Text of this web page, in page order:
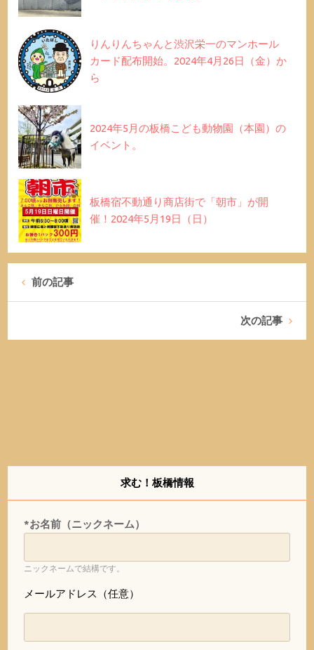
りんりんちゃんと渋沢栄一のマンホール
カード配布開始。2024年4月26日（金）か
ら
2024年5月の板橋こども動物園（本園）の
イベント。
板橋宿不動通り商店街で「朝市」が開
催！2024年5月19日（日）
前の記事
次の記事
求む！板橋情報
*お名前（ニックネーム）
ニックネームで結構です。
メールアドレス（任意）